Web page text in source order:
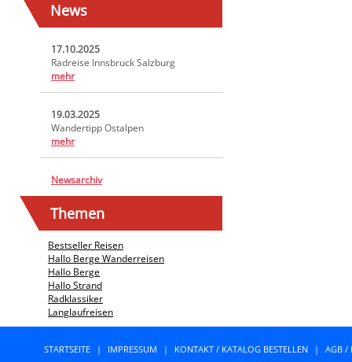
News
17.10.2025
Radreise Innsbruck Salzburg
mehr
19.03.2025
Wandertipp Ostalpen
mehr
Newsarchiv
Themen
Bestseller Reisen
Hallo Berge Wanderreisen
Hallo Berge
Hallo Strand
Radklassiker
Langlaufreisen
STARTSEITE | IMPRESSUM | KONTAKT / KATALOG BESTELLEN |
AGB /